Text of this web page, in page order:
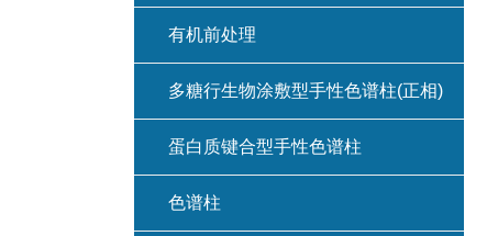
有机前处理
多糖行生物涂敷型手性色谱柱(正相)
蛋白质键合型手性色谱柱
色谱柱